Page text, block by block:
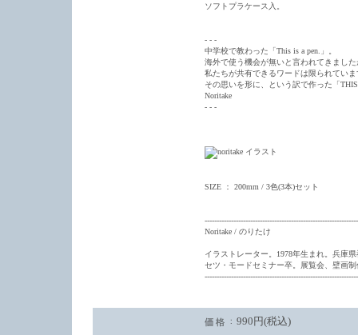
ソフトプラケース入。
- - -
中学校で教わった「This is a pen.」。
海外で使う機会が無いと言われてきまし
私たちが共有できるワードは限られていま
その思いを形に、という訳で作った「
Noritake
- - -
SIZE ： 200mm / 3色(3本)セット
Noritake / のりたけ
イラストレーター。1978年生まれ。兵庫
セツ・モードセミナー卒。展覧会、壁画
990円(税込)